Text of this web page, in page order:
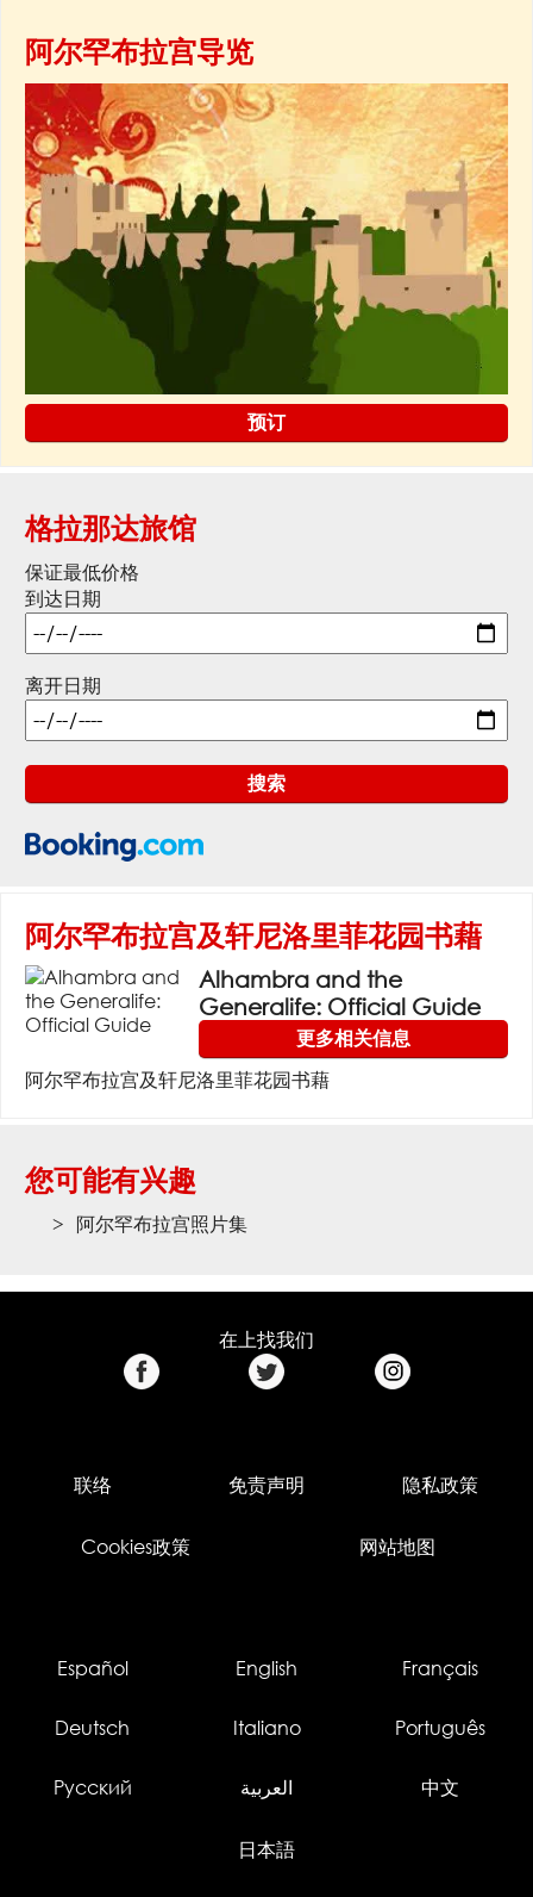
阿尔罕布拉宫导览
预订
格拉那达旅馆
保证最低价格
到达日期
离开日期
阿尔罕布拉宫及轩尼洛里菲花园书藉
Alhambra and the
Generalife: Official Guide
更多相关信息
阿尔罕布拉宫及轩尼洛里菲花园书藉
您可能有兴趣
阿尔罕布拉宫照片集
在上找我们
联络 免责声明 隐私政策
Cookies政策 网站地图
Español English Français
Deutsch Italiano Português
Русский العربية 中文
日本語